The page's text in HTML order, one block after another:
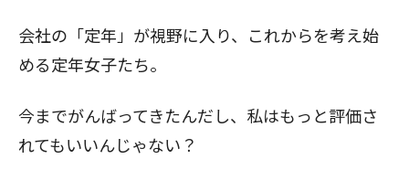
会社の「定年」が視野に入り、これからを考え始
める定年女子たち。
今までがんばってきたんだし、私はもっと評価さ
れてもいいんじゃない？